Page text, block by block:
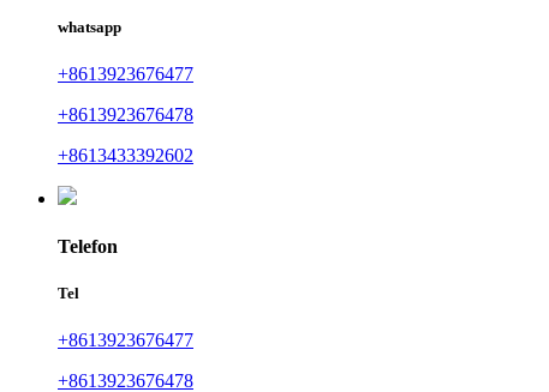
whatsapp
+8613923676477
+8613923676478
+8613433392602
Telefon
Tel
+8613923676477
+8613923676478